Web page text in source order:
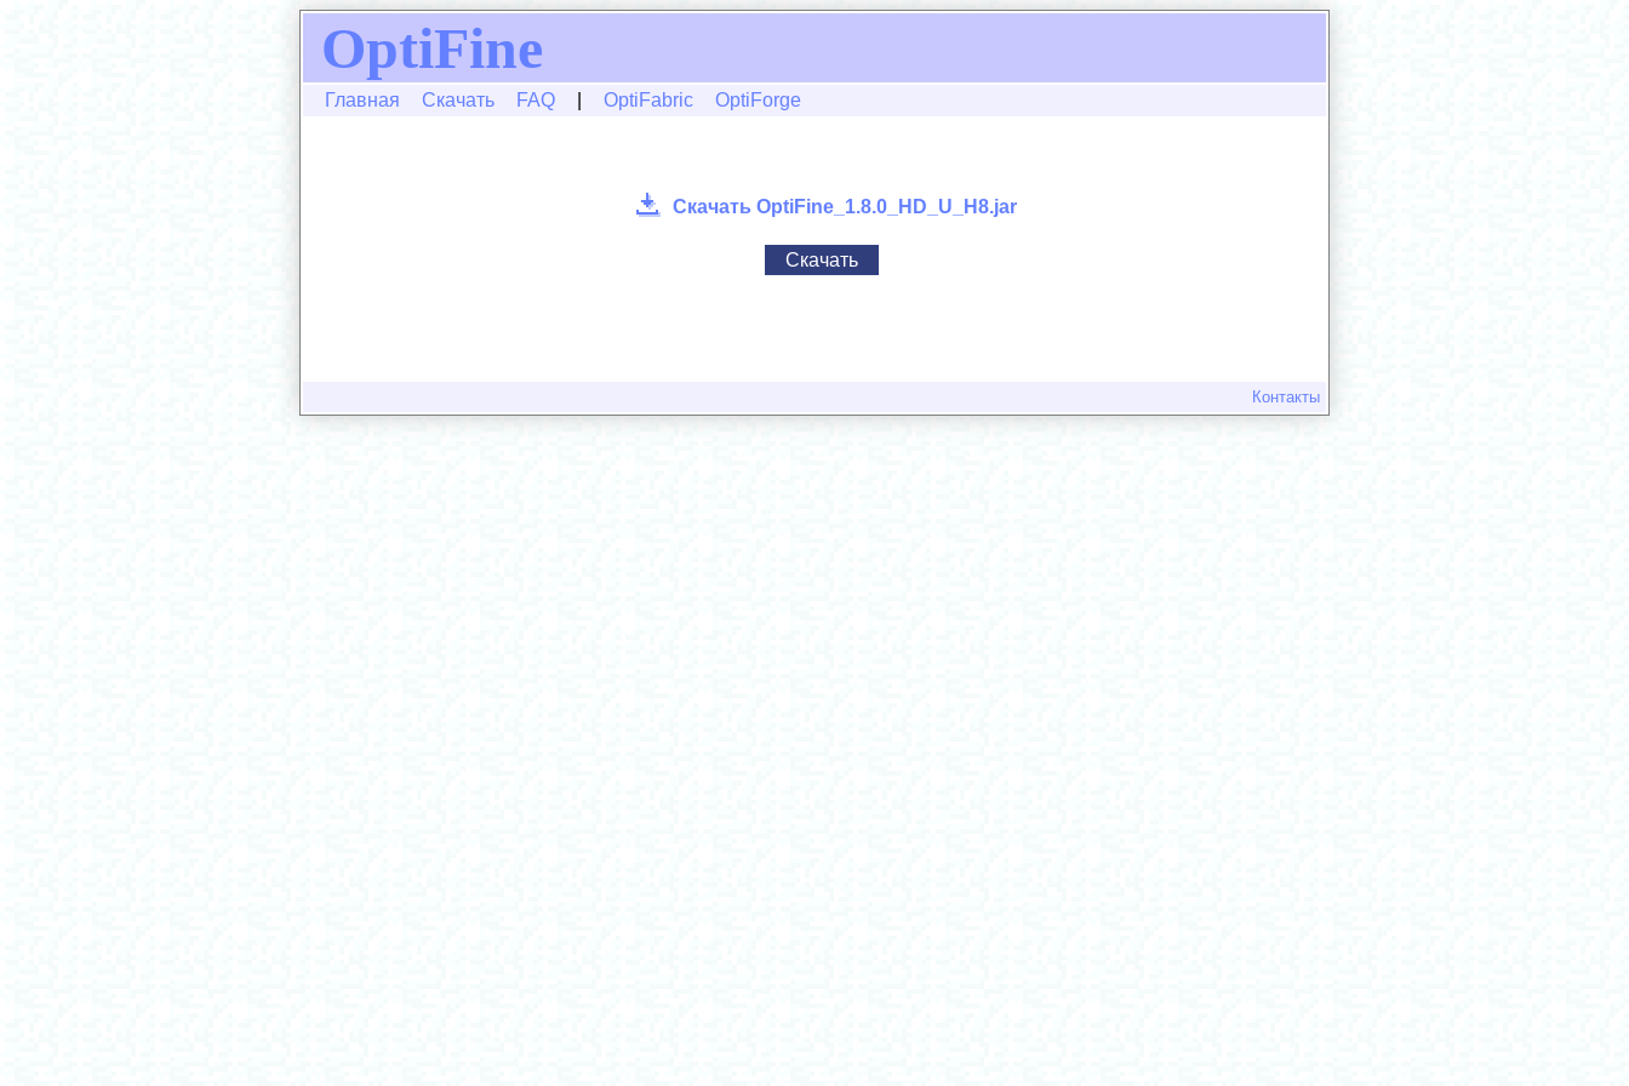
OptiFine
Главная Скачать FAQ OptiFabric OptiForge
Скачать OptiFine_1.8.0_HD_U_H8.jar
Скачать
Контакты